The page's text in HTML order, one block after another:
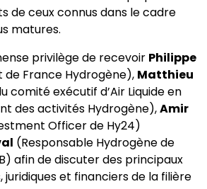
de ceux connus dans le cadre
matures.
privilège de recevoir Philippe
de France Hydrogène), Matthieu
comité exécutif d’Air Liquide en
des activités Hydrogène),Amir
Officer de Hy24)
(Responsable Hydrogène de
afin de discuter des principaux
juridiques et financiers de la filière